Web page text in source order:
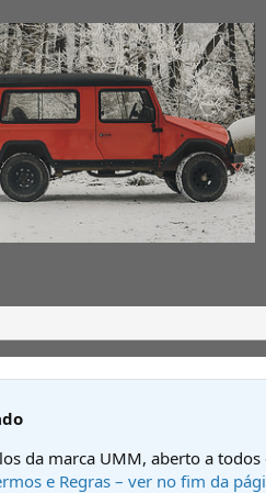
da marca UMM, aberto a
e Regras – ver no fim da